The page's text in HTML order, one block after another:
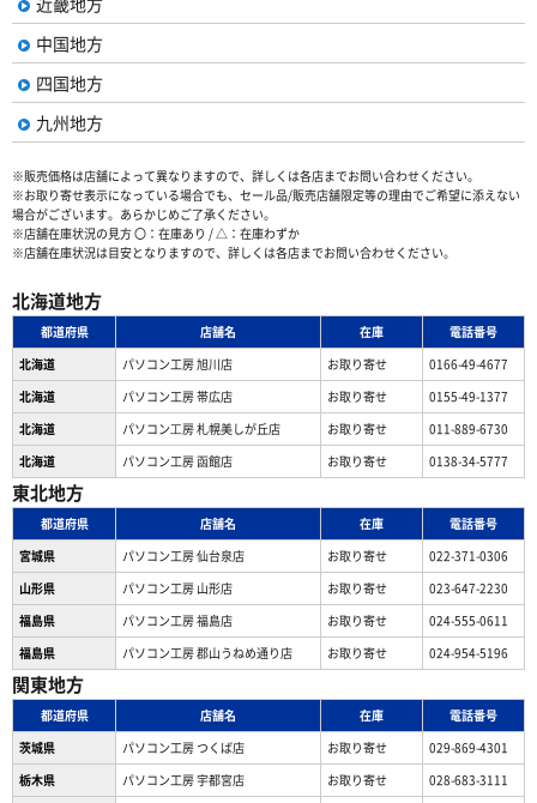
中国地方
四国地方
九州地方
※販売価格は店舗によって異なりますので、詳しくは各店までお問い合わせください。
※お取り寄せ表示になっている場合でも、セール品/販売店舗限定等の理由でご希望に添えない
場合がございます。あらかじめご了承ください。
※店舗在庫状況の見方 〇：在庫あり / △：在庫わずか
※店舗在庫状況は目安となりますので、詳しくは各店までお問い合わせください。
北海道地方
都道府県 店舗名 在庫
電話番号
北海道
パソコン工房 旭川店 お取り寄せ
0166-49-4677
北海道
パソコン工房 帯広店 お取り寄せ
0155-49-1377
北海道
パソコン⼯房 札幌美しが丘店 お取り寄せ
011-889-6730
北海道
パソコン工房 函館店 お取り寄せ 0138-34-5777
東北地方
都道府県 店舗名 在庫
電話番号
宮城県
パソコン工房 仙台泉店 お取り寄せ
022-371-0306
山形県
パソコン工房 山形店 お取り寄せ
023-647-2230
福島県
パソコン工房 福島店 お取り寄せ
024-555-0611
福島県
パソコン工房 郡山うねめ通り店 お取り寄せ 024-954-5196
関東地方
都道府県 店舗名 在庫
電話番号
茨城県
パソコン工房 つくば店 お取り寄せ
029-869-4301
栃木県
パソコン工房 宇都宮店 お取り寄せ
028-683-3111